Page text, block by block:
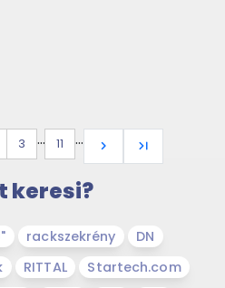
3 … 11 … navigate_next last_page
keresi?
rackszekrény
DN
RITTAL
Startech.com